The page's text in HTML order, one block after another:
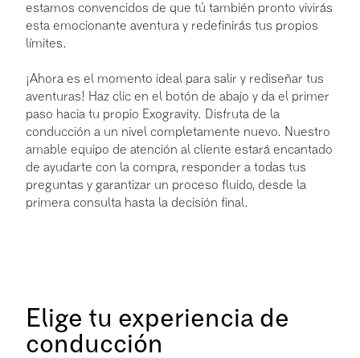
estamos convencidos de que tú también pronto vivirás
esta emocionante aventura y redefinirás tus propios
límites.
¡Ahora es el momento ideal para salir y rediseñar tus
aventuras! Haz clic en el botón de abajo y da el primer
paso hacia tu propio Exogravity. Disfruta de la
conducción a un nivel completamente nuevo. Nuestro
amable equipo de atención al cliente estará encantado
de ayudarte con la compra, responder a todas tus
preguntas y garantizar un proceso fluido, desde la
primera consulta hasta la decisión final.
Elige tu experiencia de
conducción